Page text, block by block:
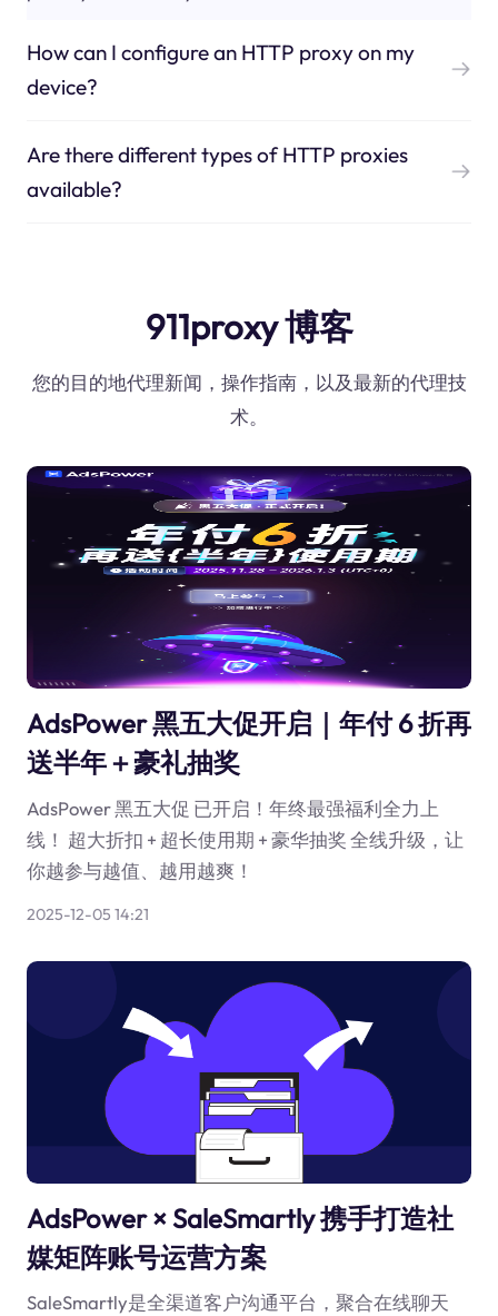
How can I configure an HTTP proxy on my
device?
Are there different types of HTTP proxies
available?
911proxy 博客
您的目的地代理新闻，操作指南，以及最新的代理技
术。
AdsPower 黑五大促开启｜年付 6 折再
送半年＋豪礼抽奖
AdsPower 黑五大促 已开启！年终最强福利全力上
线！ 超大折扣 + 超长使用期 + 豪华抽奖 全线升级，让
你越参与越值、越用越爽！
2025-12-05 14:21
AdsPower × SaleSmartly 携手打造社
媒矩阵账号运营方案
SaleSmartly是全渠道客户沟通平台，聚合在线聊天